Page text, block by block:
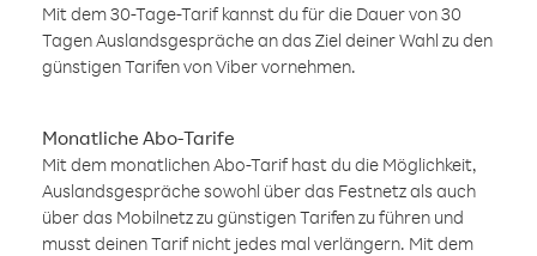
Mit dem 30-Tage-Tarif kannst du für die Dauer von 30
Tagen Auslandsgespräche an das Ziel deiner Wahl zu den
günstigen Tarifen von Viber vornehmen.
Monatliche Abo-Tarife
Mit dem monatlichen Abo-Tarif hast du die Möglichkeit,
Auslandsgespräche sowohl über das Festnetz als auch
über das Mobilnetz zu günstigen Tarifen zu führen und
musst deinen Tarif nicht jedes mal verlängern. Mit dem